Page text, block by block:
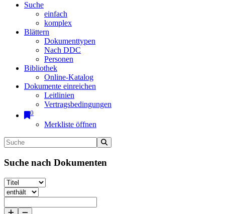
Suche
einfach
komplex
Blättern
Dokumenttypen
Nach DDC
Personen
Bibliothek
Online-Katalog
Dokumente einreichen
Leitlinien
Vertragsbedingungen
0
Merkliste öffnen
Suche nach Dokumenten